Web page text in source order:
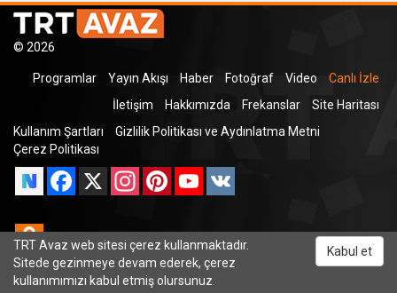
© 2026
Programlar Yayın Akışı Haber Fotoğraf Video
Canlı İzle
İletişim
Hakkımızda Frekanslar
Site Haritası
Kullanım Şartları
Gizlilik Politikası ve Aydınlatma Metni
Çerez Politikası
Facebook
X InstagramPinterestYouTube
Odnoklassniki
TRT Avaz web sitesi çerez kullanmaktadır.
Sitede gezinmeye devam ederek, çerez
kullanımımızı kabul etmiş olursunuz.
Kabul et